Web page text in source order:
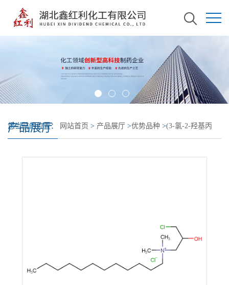
产品展厅
您当前的位置： 网站首页 > 产品展厅 >优势品种 >(3-氯-2-羟基丙